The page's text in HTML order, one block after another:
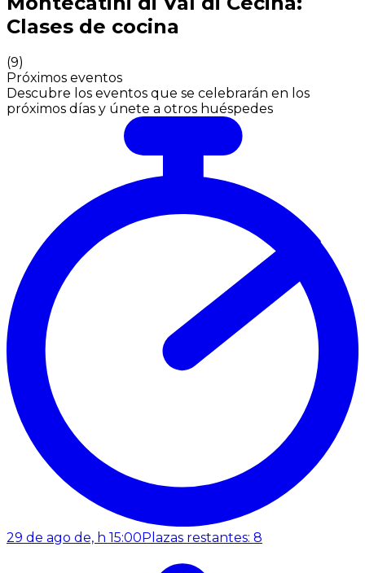
Clases de cocina
(9)
Próximos eventos
Descubre los eventos que se celebrarán en los
próximos días y únete a otros huéspedes
29 de ago de, h 15:00 Plazas restantes: 8